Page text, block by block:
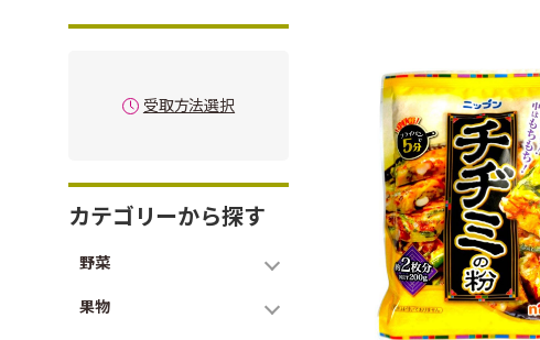
受取方法選択
カテゴリーから探す
野菜
果物